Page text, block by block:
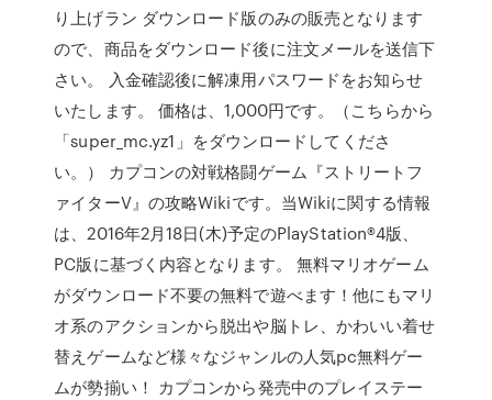
り上げラン ダウンロード版のみの販売となります
ので、商品をダウンロード後に注文メールを送信下
さい。 入金確認後に解凍用パスワードをお知らせ
いたします。 価格は、1,000円です。（こちらから
「super_mc.yz1」をダウンロードしてくださ
い。） カプコンの対戦格闘ゲーム『ストリートフ
ァイターV』の攻略Wikiです。当Wikiに関する情報
は、2016年2月18日(木)予定のPlayStation®4版、
PC版に基づく内容となります。 無料マリオゲーム
がダウンロード不要の無料で遊べます！他にもマリ
オ系のアクションから脱出や脳トレ、かわいい着せ
替えゲームなど様々なジャンルの人気pc無料ゲー
ムが勢揃い！ カプコンから発売中のプレイステー